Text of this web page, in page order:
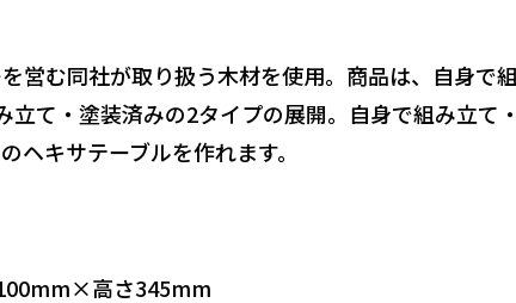
営む同社が取り扱う木材を使用。商品は、自身で
立て・塗装済みの2タイプの展開。自身で組み立て
ヘキサテーブルを作れます。
高さ345mm